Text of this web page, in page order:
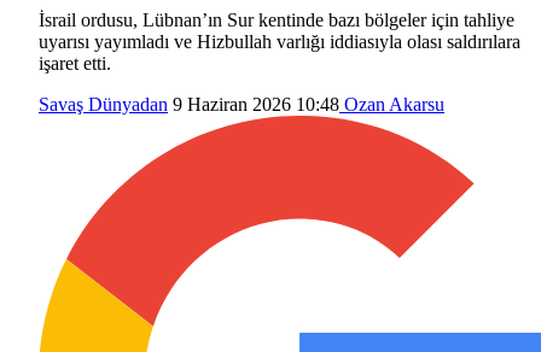
İsrail ordusu, Lübnan’ın Sur kentinde bazı bölgeler için tahliye
uyarısı yayımladı ve Hizbullah varlığı iddiasıyla olası saldırılara
işaret etti.
Savaş Dünyadan 9 Haziran 2026 10:48 Ozan Akarsu